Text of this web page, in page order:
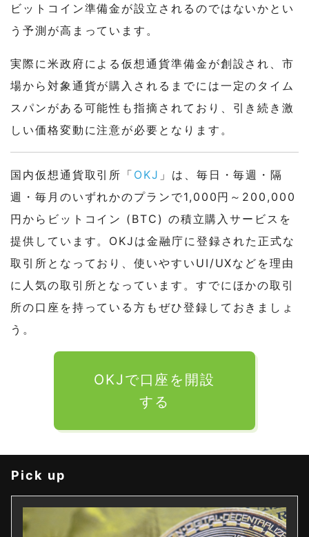
ビットコイン準備金が設立されるのではないかとい
う予測が高まっています。
実際に米政府による仮想通貨準備金が創設され、市
場から対象通貨が購入されるまでには一定のタイム
スパンがある可能性も指摘されており、引き続き激
しい価格変動に注意が必要となります。
国内仮想通貨取引所「 OKJ 」は、毎日・毎週・隔
週・毎月のいずれかのプランで1,000円～200,000
円からビットコイン (BTC) の積立購入サービスを
提供しています。OKJは金融庁に登録された正式な
取引所となっており、使いやすいUI/UXなどを理由
に人気の取引所となっています。すでにほかの取引
所の口座を持っている方もぜひ登録しておきましょ
う。
OKJで口座を開設
する
Pick up